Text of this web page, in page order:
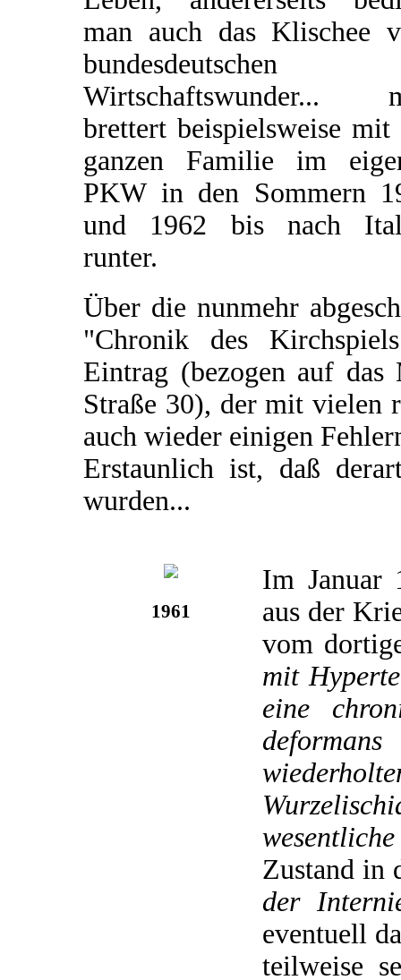
man auch das Klischee
bundesdeutschen
Wirtschaftswunder...
brettert beispielsweise mit
ganzen Familie im
PKW in den Sommern
und 1962 bis nach
runter.
Über die nunmehr
"Chronik des
Eintrag (bezogen auf
Straße 30), der mit vielen
auch wieder einigen
Erstaunlich ist, daß
wurden...
1961
Im Januar
aus der
vom
mit
eine
Zustand in
der
eventuell
teilweise